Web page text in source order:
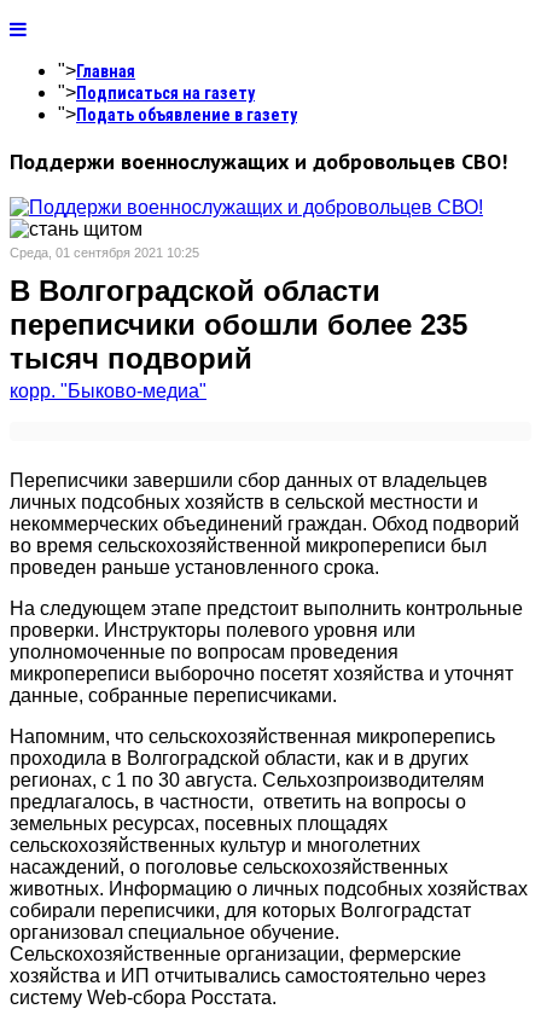
">Главная
">Подписаться на газету
">Подать объявление в газету
Поддержи военнослужащих и добровольцев СВО!
Среда, 01 сентября 2021 10:25
В Волгоградской области
переписчики обошли более 235
тысяч подворий
корр. "Быково-медиа"
Переписчики завершили сбор данных от владельцев
личных подсобных хозяйств в сельской местности и
некоммерческих объединений граждан. Обход подворий
во время сельскохозяйственной микропереписи был
проведен раньше установленного срока.
На следующем этапе предстоит выполнить контрольные
проверки. Инструкторы полевого уровня или
уполномоченные по вопросам проведения
микропереписи выборочно посетят хозяйства и уточнят
данные, собранные переписчиками.
Напомним, что сельскохозяйственная микроперепись
проходила в Волгоградской области, как и в других
регионах, с 1 по 30 августа. Сельхозпроизводителям
предлагалось, в частности, ответить на вопросы о
земельных ресурсах, посевных площадях
сельскохозяйственных культур и многолетних
насаждений, о поголовье сельскохозяйственных
животных. Информацию о личных подсобных хозяйствах
собирали переписчики, для которых Волгоградстат
организовал специальное обучение.
Сельскохозяйственные организации, фермерские
хозяйства и ИП отчитывались самостоятельно через
систему Web-сбора Росстата.